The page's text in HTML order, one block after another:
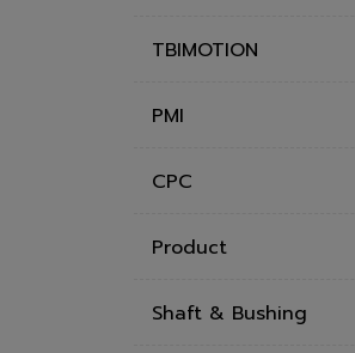
TBIMOTION
PMI
CPC
Product
Shaft & Bushing